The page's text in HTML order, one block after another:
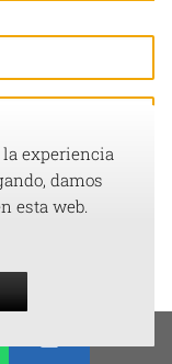
la experiencia
damos
esta web.